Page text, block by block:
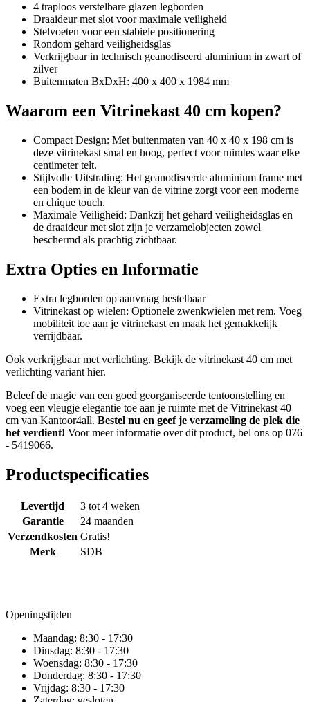
4 traploos verstelbare glazen legborden
Draaideur met slot voor maximale veiligheid
Stelvoeten voor een stabiele positionering
Rondom gehard veiligheidsglas
Verkrijgbaar in technisch geanodiseerd aluminium in zwart of
zilver
Buitenmaten BxDxH: 400 x 400 x 1984 mm
Waarom een Vitrinekast 40 cm kopen?
Compact Design: Met buitenmaten van 40 x 40 x 198 cm is
deze vitrinekast smal en hoog, perfect voor ruimtes waar elke
centimeter telt.
Stijlvolle Uitstraling: Het geanodiseerde aluminium frame met
een bodem in de kleur van de vitrine zorgt voor een moderne
en chique touch.
Maximale Veiligheid: Dankzij het gehard veiligheidsglas en
de draaideur met slot zijn je verzamelobjecten zowel
beschermd als prachtig zichtbaar.
Extra Opties en Informatie
Extra legborden op aanvraag bestelbaar
Vitrinekast op wielen: Optionele zwenkwielen met rem. Voeg
mobiliteit toe aan je vitrinekast en maak het gemakkelijk
verrijdbaar.
Ook verkrijgbaar met verlichting. Bekijk de vitrinekast 40 cm met
verlichting variant hier.
Beleef de magie van een goed georganiseerde tentoonstelling en
voeg een vleugje elegantie toe aan je ruimte met de Vitrinekast 40
cm van Kantoor4all. Bestel nu en geef je verzameling de plek die
het verdient! Voor meer informatie over dit product, bel ons op 076
- 5419066.
Productspecificaties
Levertijd
3 tot 4 weken
Garantie
24 maanden
Verzendkosten Gratis!
Merk
SDB
Openingstijden
Maandag: 8:30 - 17:30
Dinsdag: 8:30 - 17:30
Woensdag: 8:30 - 17:30
Donderdag: 8:30 - 17:30
Vrijdag: 8:30 - 17:30